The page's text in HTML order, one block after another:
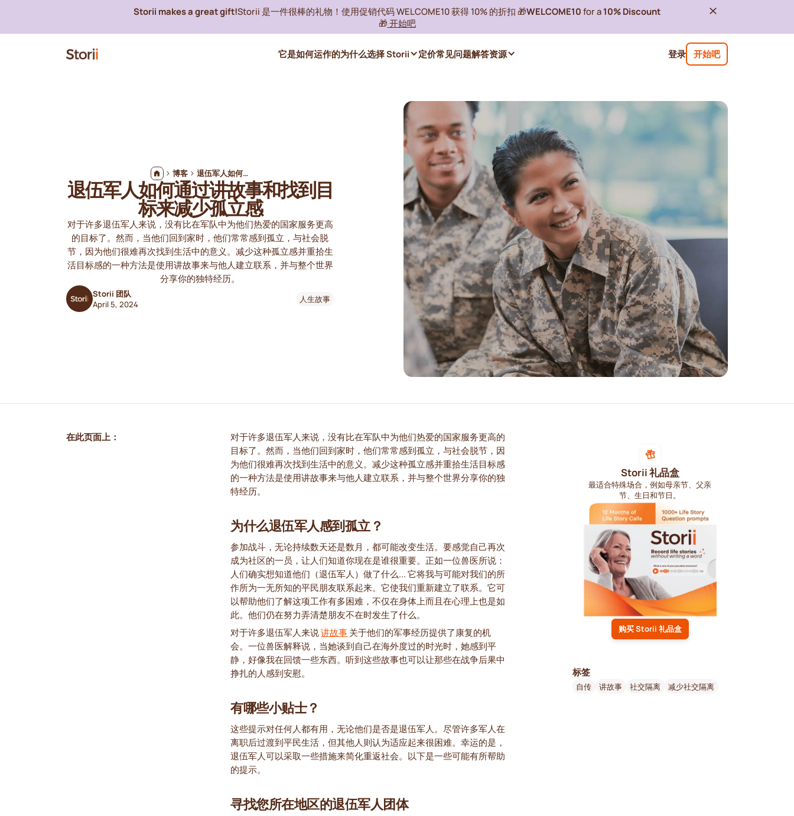
Storii makes a great gift!Storii 是一件很棒的礼物！使用促销代码 WELCOME10 获得 10% 的折扣 🎁WELCOME10 for a10% Discount
🎁 开始吧
登录 开始吧
它是如何运作的为什么选择 Storii 定价常见问题解答资源
博客 退伍军人如何通过讲故事和找到目标来减少孤立感
退伍军人如何通过讲故事和找到目
标来减少孤立感
对于许多退伍军人来说，没有比在军队中为他们热爱的国家服务更高
的目标了。然而，当他们回到家时，他们常常感到孤立，与社会脱
节，因为他们很难再次找到生活中的意义。减少这种孤立感并重拾生
活目标感的一种方法是使用讲故事来与他人建立联系，并与整个世界
分享你的独特经历。‍
Storii 团队
April 5, 2024
人生故事
在此页面上：
对于许多退伍军人来说，没有比在军队中为他们热爱的国家服务更高的
目标了。然而，当他们回到家时，他们常常感到孤立，与社会脱节，因
为他们很难再次找到生活中的意义。减少这种孤立感并重拾生活目标感
的一种方法是使用讲故事来与他人建立联系，并与整个世界分享你的独
特经历。
为什么退伍军人感到孤立？
参加战斗，无论持续数天还是数月，都可能改变生活。要感觉自己再次
成为社区的一员，让人们知道你现在是谁很重要。正如一位兽医所说：
人们确实想知道他们（退伍军人）做了什么... 它将我与可能对我们的所
作所为一无所知的平民朋友联系起来。它使我们重新建立了联系。它可
以帮助他们了解这项工作有多困难，不仅在身体上而且在心理上也是如
此。他们仍在努力弄清楚朋友不在时发生了什么。
对于许多退伍军人来说讲故事 关于他们的军事经历提供了康复的机
会。一位兽医解释说，当她谈到自己在海外度过的时光时，她感到平
静，好像我在回馈一些东西。听到这些故事也可以让那些在战争后果中
挣扎的人感到安慰。
有哪些小贴士？
这些提示对任何人都有用，无论他们是否是退伍军人。尽管许多军人在
离职后过渡到平民生活，但其他人则认为适应起来很困难。幸运的是，
退伍军人可以采取一些措施来简化重返社会。以下是一些可能有所帮助
的提示。
寻找您所在地区的退伍军人团体
Storii 礼品盒
最适合特殊场合，例如母亲节、父亲
节、生日和节日。
购买 Storii 礼品盒
标签
自传 讲故事 社交隔离 减少社交隔离